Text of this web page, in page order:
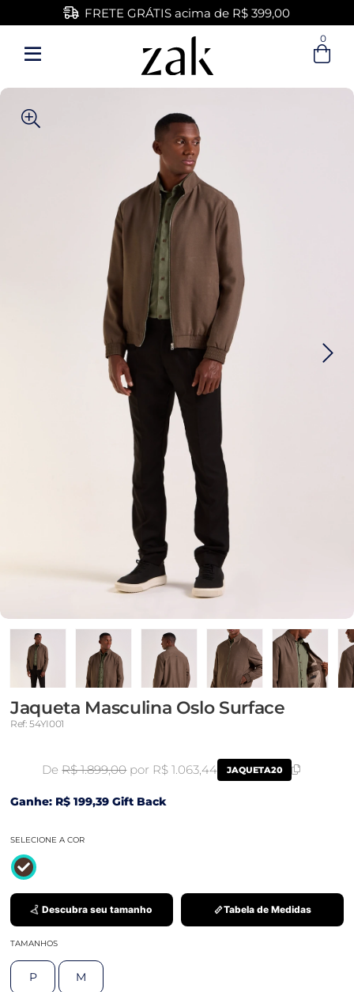
FRETE GRÁTIS acima de R$ 399,00
0
Jaqueta Masculina Oslo Surface
Ref: 54YI001
DeR$ 1.899,00por R$ 1.063,44 JAQUETA20
Ganhe: R$ 199,39 Gift Back
SELECIONE A COR
Descubra seu tamanho Tabela de Medidas
TAMANHOS
P M